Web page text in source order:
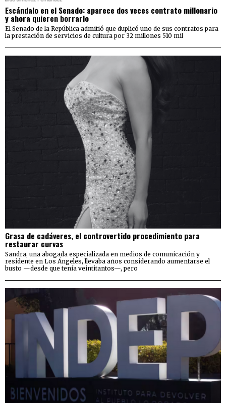
Escándalo en el Senado: aparece dos veces contrato millonario
y ahora quieren borrarlo
El Senado de la República admitió que duplicó uno de sus contratos para
la prestación de servicios de cultura por 32 millones 510 mil
Grasa de cadáveres, el controvertido procedimiento para
restaurar curvas
Sandra, una abogada especializada en medios de comunicación y
residente en Los Ángeles, llevaba años considerando aumentarse el
busto —desde que tenía veintitantos—, pero